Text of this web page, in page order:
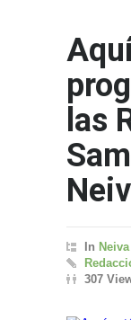
las
In Neiva
307